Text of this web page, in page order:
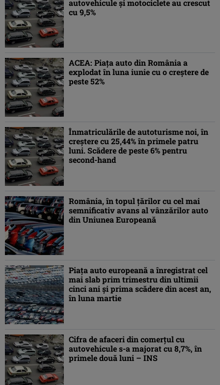
autovehicule şi motociclete au crescut
cu 9,5%
ACEA: Piaţa auto din România a
explodat în luna iunie cu o creştere de
peste 52%
Înmatriculările de autoturisme noi, în
creştere cu 25,44% în primele patru
luni. Scădere de peste 6% pentru
second-hand
România, în topul ţărilor cu cel mai
semnificativ avans al vânzărilor auto
din Uniunea Europeană
Piaţa auto europeană a înregistrat cel
mai slab prim trimestru din ultimii
cinci ani şi prima scădere din acest an,
în luna martie
Cifra de afaceri din comerţul cu
autovehicule s-a majorat cu 8,7%, în
primele două luni – INS